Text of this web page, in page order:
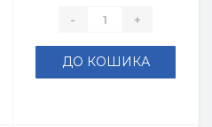
- +
ДО КОШИКА